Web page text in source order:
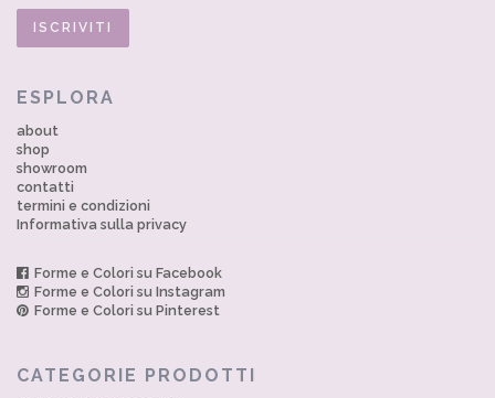
ESPLORA
about
shop
showroom
contatti
termini e condizioni
Informativa sulla privacy
Forme e Colori su Facebook
Forme e Colori su Instagram
Forme e Colori su Pinterest
CATEGORIE PRODOTTI